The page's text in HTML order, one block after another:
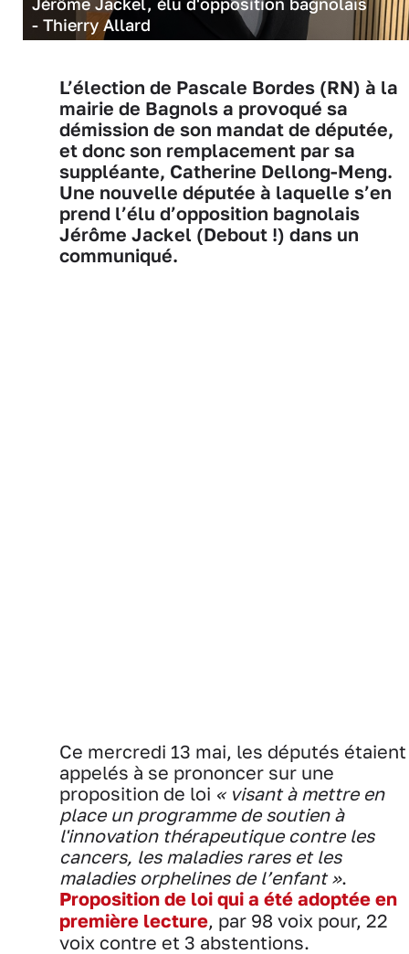
- Thierry Allard
L’élection de Pascale Bordes (RN) à la
mairie de Bagnols a provoqué sa
démission de son mandat de députée,
et donc son remplacement par sa
suppléante, Catherine Dellong-Meng.
Une nouvelle députée à laquelle s’en
prend l’élu d’opposition bagnolais
Jérôme Jackel (Debout !) dans un
communiqué.
Ce mercredi 13 mai, les députés étaient
appelés à se prononcer sur une
proposition de loi « visant à mettre en
place un programme de soutien à
l'innovation thérapeutique contre les
cancers, les maladies rares et les
maladies orphelines de l’enfant ».
Proposition de loi qui a été adoptée en
première lecture, par 98 voix pour, 22
voix contre et 3 abstentions.